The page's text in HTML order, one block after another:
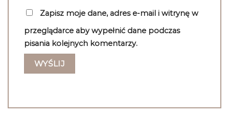
Zapisz moje dane, adres e-mail i witrynę w
przeglądarce aby wypełnić dane podczas
pisania kolejnych komentarzy.